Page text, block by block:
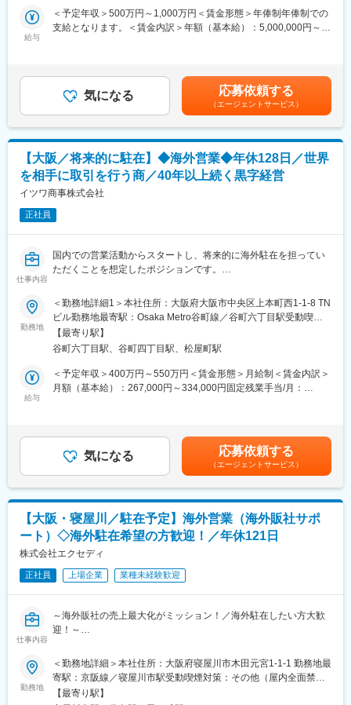
■同社の製品について
モーターの性能を決める最重要部品である「カーボンブラシ」
また、人々の生活に寄り添う製品に搭載されているカーボンブラ
シを扱っているため、社会に貢献しているやりがいも感じること
ができます。
また同社の製品は日本国内のモーターメーカーにはほとんど認知
していただいており高い競争力を誇ります。
■出張について
中国の子会社へ出張の可能性がありますが、現地には日本語が話
せる社員が多くいます。中国語が出来なくても問題ございませ
ん。
プラント・製造業・インフラ分野の新規顧客開拓やネットワーク
拡大に挑戦できるポジションです。現場オペレーター層から経営
■業務詳細
・海外顧客（プラント・工場・インフラ業界）への新規開拓営業
・現地代理店・販売パートナーの発掘、販売体制構築支援
・顧客課題のヒアリング～PoCや導入の提案、案件推進
・社内の開発・品質保証チームへの顧客要件フィードバックや技
術調整
・導入後の顧客フォローアップ、カスタマーサポート対応
■扱うサービス
IoT×AIを活用した遠隔点検ソリューション「LiLz Gauge」
■組織構成
の小規模チームです
■業務の魅力
未開拓の海外市場に自らの裁量で挑戦でき、営業から導入支援ま
で幅広い業務経験を積むことができます
■教育体制
OJTを中心に、現地営業や技術知見を共有し合いながら実践的に
沖縄本社またはフルリモート勤務可能／フルフレックス制／完全
週休二日制
■想定されるキャリアパス
グローバルセールスのスペシャリストや海外事業推進リーダー、
マネジメントへのステップアップも目指せます
■企業の特徴/魅力
IoT×AI技術で産業構造を変革するスタートアップとして、挑戦と
成長を体感できる環境です
給与
＜予定年収＞500万円～1,000万円＜賃金形態＞年俸制年俸制での
支給となります。＜賃金内訳＞年額（基本給）：5,000,000円～
り、選考を通じて上下する可能性があります。月給(月額)は固定手
当を含めた表記です。
気になる 応募依頼する
（エージェントサービス）
【大阪／将来的に駐在】◆海外営業◆年休128日／世界
を相手に取引を行う商／40年以上続く黒字経営
イツワ商事株式会社
正社員
仕事内容
国内での営業活動からスタートし、将来的に海外駐在を担ってい
ただくことを想定したポジションです。
・国内外のメーカーを中心とした顧客への提案営業
・顧客課題・ニーズのヒアリング、最適な部品・部材・副資材の
提案
・社内外（技術・生産管理・パートナー企業）との連携による課
題解決
・担当顧客との長期的な信頼関係構築
■海外駐在を見据えたキャリアパス
海外拠点では営業だけでなく、より広い役割を担います。
１．商品・事業理解：配属部署に限らず、当社の幅広い事業・商
材への理解
２．顧客からの信頼獲得実績：売上だけでなく継続的な取引・評
価を重視
３．経理・収支などの基礎知識：海外拠点では事業・収支管理も
担うため
４．多様な関係者とのコミュニケーション力
実際には、新卒・キャリアを問わず入社3～5年程度で海外駐在を
これまでのご経験や適性次第では、最短1年で海外へ挑戦いただい
たケースもあります。
勤務地
＜勤務地詳細1＞本社住所：大阪府大阪市中央区上本町西1-1-8 TN
ビル勤務地最寄駅：Osaka Metro谷町線／谷町六丁目駅受動喫煙
対策：敷地内喫煙可能場所あり＜勤務地詳細2＞海外拠点住所：海
外 受動喫煙対策：敷地内喫煙可能場所あり変更の範囲：会社の定
【最寄り駅】
谷町六丁目駅、谷町四丁目駅、松屋町駅
給与
＜予定年収＞400万円～550万円＜賃金形態＞月給制＜賃金内訳＞
月額（基本給）：267,000円～334,000円固定残業手当/月：
は国内勤務時の賃金内訳です。■賞与：年2回（初年度は固定賞
与）賃金はあくまでも目安の金額であり、選考を通じて上下する
可能性があります。月給(月額)は固定手当を含めた表記です。
気になる 応募依頼する
（エージェントサービス）
【大阪・寝屋川／駐在予定】海外営業（海外販社サポ
ート）◇海外駐在希望の方歓迎！／年休121日
株式会社エクセディ
正社員 上場企業 業種未経験歓迎
仕事内容
～海外販社の売上最大化がミッション！／海外駐在したい方大歓
迎！～
海外でのエクセディブランド品（ミッション車用のアフター製
品）の販売計画や管理、企画や販社サポート業務をご担当頂きま
す。日本での勤務で海外のサポートをして頂きますが、その後、
海外駐在し、担当者として業務を行っていただくことも想定して
勤務地
＜勤務地詳細＞本社住所：大阪府寝屋川市木田元宮1-1-1 勤務地最
寄駅：京阪線／寝屋川市駅受動喫煙対策：その他（屋内全面禁
煙 (屋外指定喫煙所あり)）変更の範囲：会社の定める事業所
【最寄り駅】